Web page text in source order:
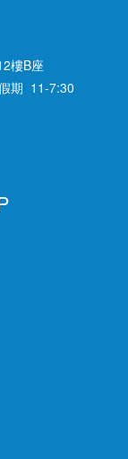
樓B座
期 11-7:30